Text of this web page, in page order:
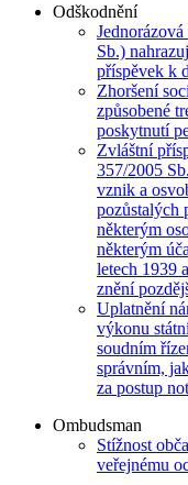
Odškodnění
Sb.)
příspěvek k
Zhoršení
způsobené
poskytnutí
Zvláštní
357/2005
vznik a
pozůstalých
některým
některým
letech 1939
znění
Uplatnění
výkonu
soudním
správním,
za postup
Ombudsman
Stížnost
veřejnému